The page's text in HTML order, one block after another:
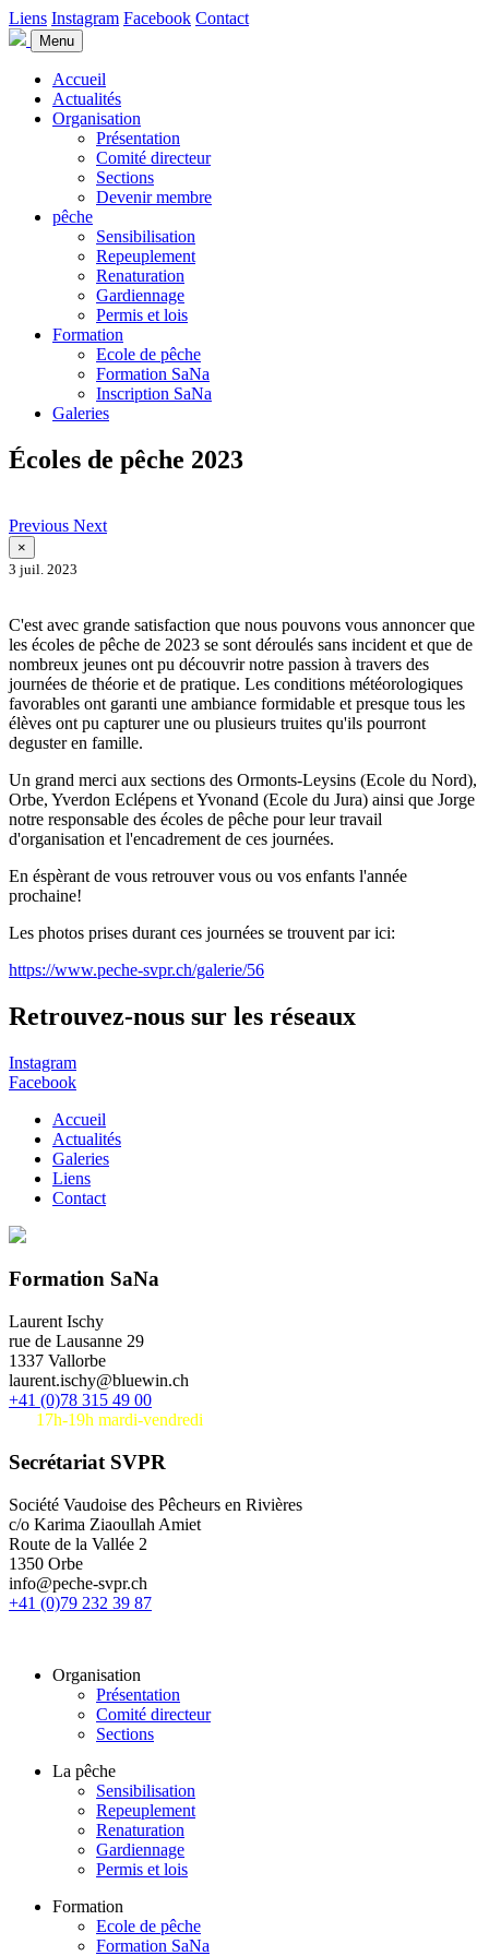
Liens Instagram Facebook Contact
Menu
Accueil
Actualités
Organisation
Présentation
Comité directeur
Sections
Devenir membre
pêche
Sensibilisation
Repeuplement
Renaturation
Gardiennage
Permis et lois
Formation
Ecole de pêche
Formation SaNa
Inscription SaNa
Galeries
Écoles de pêche 2023
Previous Next
×
3 juil. 2023
C'est avec grande satisfaction que nous pouvons vous annoncer que
les écoles de pêche de 2023 se sont déroulés sans incident et que de
nombreux jeunes ont pu découvrir notre passion à travers des
journées de théorie et de pratique. Les conditions météorologiques
favorables ont garanti une ambiance formidable et presque tous les
élèves ont pu capturer une ou plusieurs truites qu'ils pourront
deguster en famille.
Un grand merci aux sections des Ormonts-Leysins (Ecole du Nord),
Orbe, Yverdon Eclépens et Yvonand (Ecole du Jura) ainsi que Jorge
notre responsable des écoles de pêche pour leur travail
d'organisation et l'encadrement de ces journées.
En éspèrant de vous retrouver vous ou vos enfants l'année
prochaine!
Les photos prises durant ces journées se trouvent par ici:
https://www.peche-svpr.ch/galerie/56
Retrouvez-nous sur les réseaux
Instagram
Facebook
Accueil
Actualités
Galeries
Liens
Contact
Formation SaNa
Laurent Ischy
rue de Lausanne 29
1337 Vallorbe
laurent.ischy@bluewin.ch
+41 (0)78 315 49 00
17h-19h mardi-vendredi
Secrétariat SVPR
Société Vaudoise des Pêcheurs en Rivières
c/o Karima Ziaoullah Amiet
Route de la Vallée 2
1350 Orbe
info@peche-svpr.ch
+41 (0)79 232 39 87
Organisation
Présentation
Comité directeur
Sections
La pêche
Sensibilisation
Repeuplement
Renaturation
Gardiennage
Permis et lois
Formation
Ecole de pêche
Formation SaNa